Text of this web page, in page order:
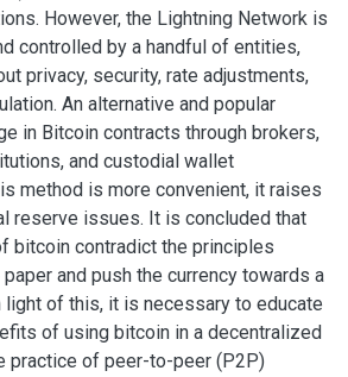
However, the Lightning Network is
controlled by a handful of entities,
privacy, security, rate adjustments,
An alternative and popular
in Bitcoin contracts through brokers,
and custodial wallet
method is more convenient, it raises
reserve issues. It is concluded that
bitcoin contradict the principles
and push the currency towards a
light of this, it is necessary to educate
of using bitcoin in a decentralized
practice of peer-to-peer (P2P)